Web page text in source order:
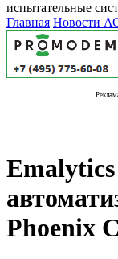
испытательные
Главная Новости
Phoenix